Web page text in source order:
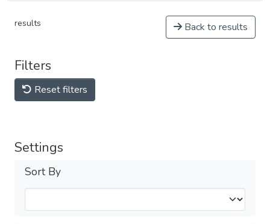
results Back to results
Filters
Reset filters
Settings
Sort By